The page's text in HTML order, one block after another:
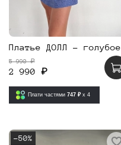
Платье ДОЛЛ - голубое
5 990 ₽
2 990 ₽
Плати частями 747 ₽ x 4
-50%